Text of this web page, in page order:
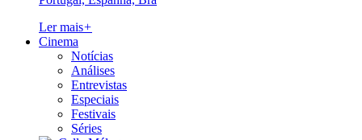
Ler mais+
Cinema
Notícias
Análises
Entrevistas
Especiais
Festivais
Séries